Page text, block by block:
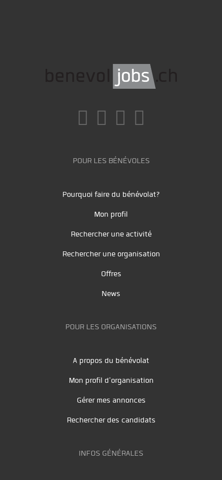
POUR LES BÉNÉVOLES
Pourquoi faire du bénévolat?
Mon profil
Rechercher une activité
Rechercher une organisation
Offres
News
POUR LES ORGANISATIONS
A propos du bénévolat
Mon profil d'organisation
Gérer mes annonces
Rechercher des candidats
INFOS GÉNÉRALES